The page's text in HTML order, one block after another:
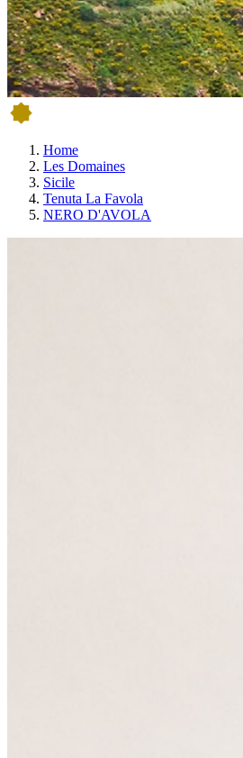
Home
Les Domaines
Sicile
Tenuta La Favola
NERO D'AVOLA